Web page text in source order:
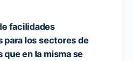
facilidades
para los sectores de
en la misma se